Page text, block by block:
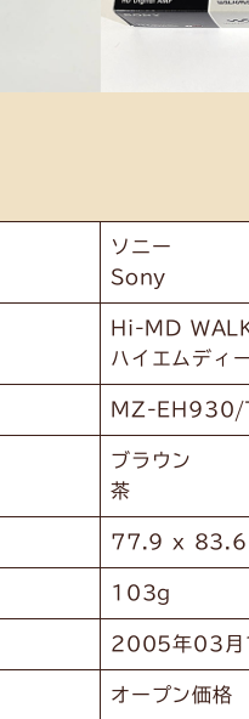
ソニー
Sony
Hi-MD
ハイエムディ
MZ-EH930/
ブラウン
茶
77.9 x
103g
2005年03月
オープン価格